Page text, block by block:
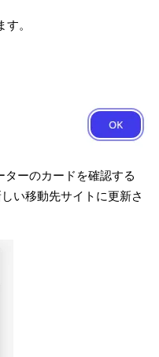
。
ターのカードを確認する
い移動先サイトに更新さ